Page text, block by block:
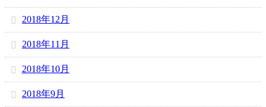
2018年12月
2018年11月
2018年10月
2018年9月